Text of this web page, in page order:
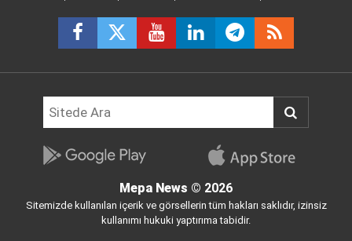
Mepa News © 2026
Sitemizde kullanılan içerik ve görsellerin tüm hakları saklıdır, izinsiz
kullanımı hukuki yaptırıma tabidir.